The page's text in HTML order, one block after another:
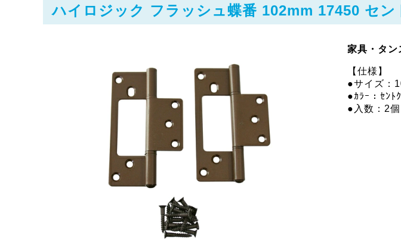
ハイロジック フラッシュ蝶番 102mm 17450 セ
家具・タ
【仕様】
●サイズ：
●ｶﾗｰ：ｾﾝﾄ
●入数：2個